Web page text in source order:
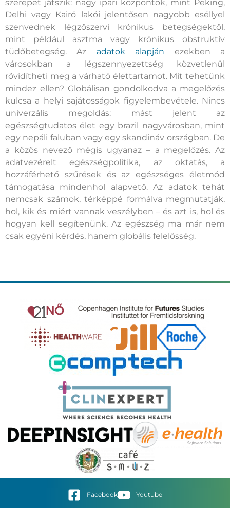
szerepet játszik: nagy ipari központok, mint Peking,
Delhi vagy Kairó lakói jelentősen nagyobb eséllyel
szenvednek légzőszervi krónikus betegségektől,
mint például asztma vagy krónikus obstruktív
tüdőbetegség. Az adatok alapján ezekben a
városokban a légszennyezettség közvetlenül
rövidítheti meg a várható élettartamot. Mit tehetünk
mindez ellen? Globálisan gondolkodva a megelőzés
kulcsa a helyi sajátosságok figyelembevétele. Nincs
univerzális megoldás: mást jelent az
egészségtudatos élet egy brazil nagyvárosban, mint
egy nepáli faluban vagy egy skandináv országban. De
a közös nevező mégis ugyanaz – a megelőzés. Az
adatvezérelt egészségpolitika, az oktatás, a
hozzáférhető szűrések és az egészséges életmód
támogatása mindenhol alapvető. Az adatok tehát
nemcsak számok, térképpé formálva megmutatják,
hol, kik és miért vannak veszélyben – és azt is, hol és
hogyan kell segítenünk. Az egészség ma már nem
csak egyéni kérdés, hanem globális felelősség.
Facebook Youtube